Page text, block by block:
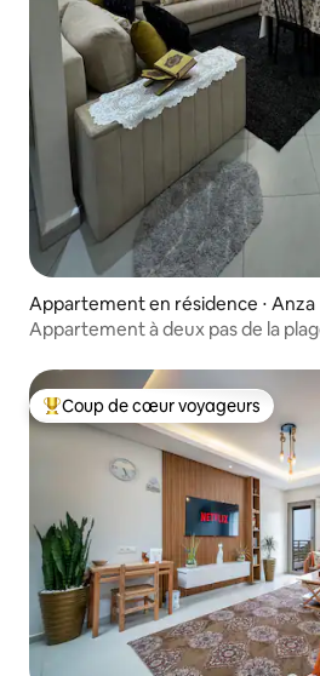
Appartement en résidence ⋅ Anza
Appartement à deux pas de la
Coups de cœur voyageurs les plus
Coup de cœur voyageurs